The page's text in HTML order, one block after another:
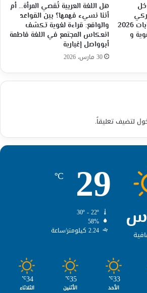
بأفضل نتيجة له في انتخابات 2026
و
هل اللغة العربية تُقصي المرأة… أم
أننا نسيء فهمها؟ بين القواعد
والواقع: قراءة لغوية تكشف
انعكاس المجتمع في اللغة فاطمة
أبوواصل إغبارية
30 مارس، 2026
لتضيف تعليقاً.
29
℃
58%
2.24 كيلومتر/ساعة
33
℃
الأحد
35
℃
الأثنين
34
℃
الثلاثاء